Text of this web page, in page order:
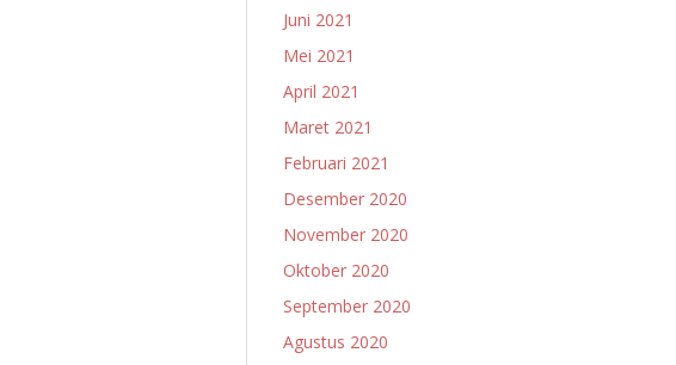
Juni 2021
Mei 2021
April 2021
Maret 2021
Februari 2021
Desember 2020
November 2020
Oktober 2020
September 2020
Agustus 2020